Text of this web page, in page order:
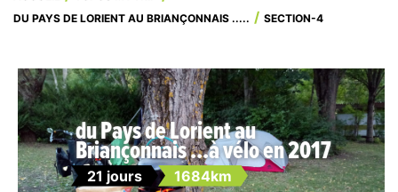
DU PAYS DE LORIENT AU BRIANÇONNAIS .....
SECTION-4
du Pays de Lorient au
Briançonnais ...à vélo en 2017
21 jours 1684km